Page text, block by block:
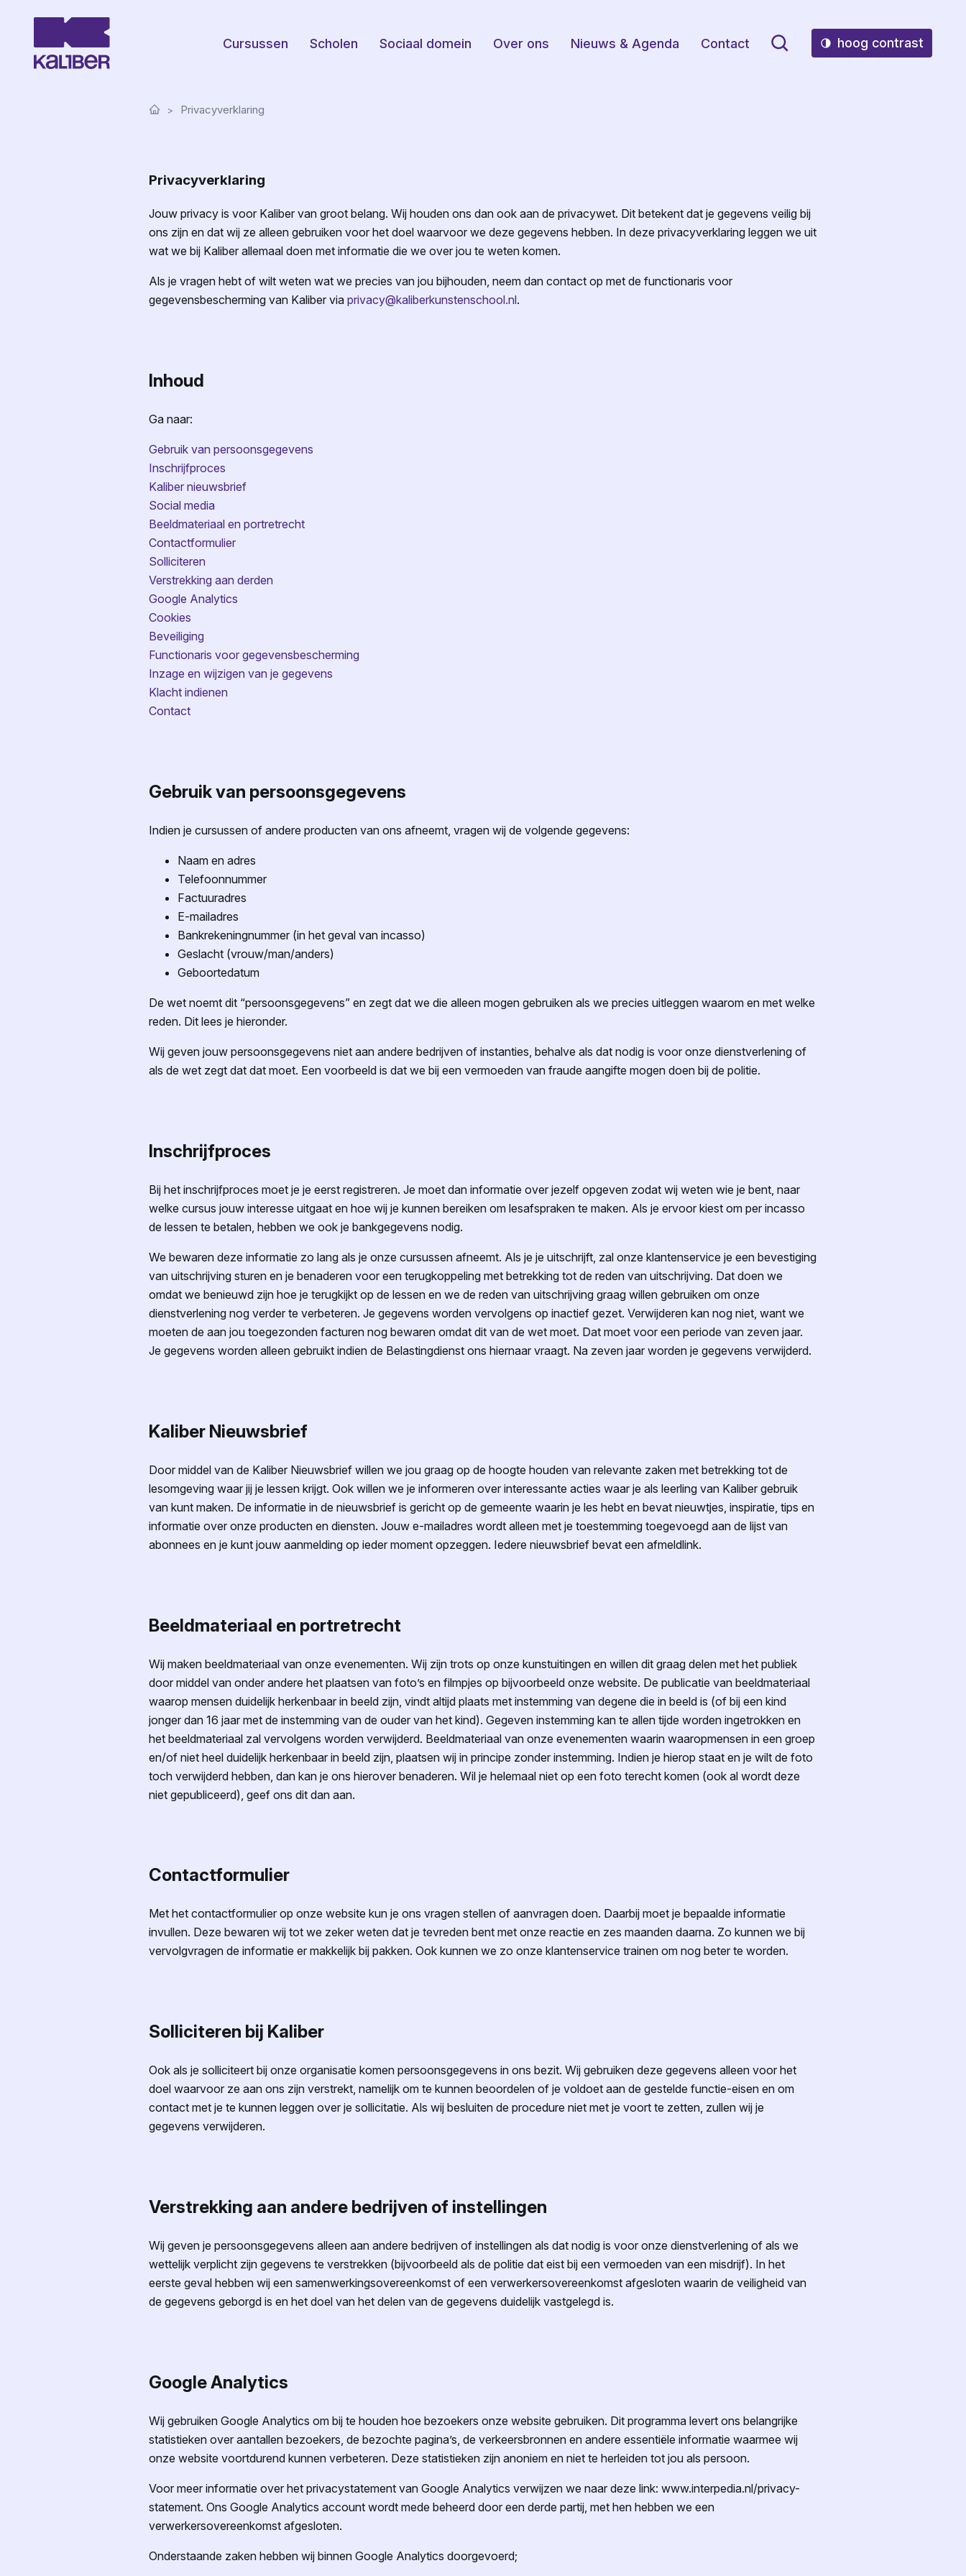
Cursussen Scholen Sociaal domein Over ons Nieuws & Agenda Contact hoog contrast
Privacyverklaring
Privacyverklaring
Jouw privacy is voor Kaliber van groot belang. Wij houden ons dan ook aan de privacywet. Dit betekent dat je gegevens veilig bij
ons zijn en dat wij ze alleen gebruiken voor het doel waarvoor we deze gegevens hebben. In deze privacyverklaring leggen we uit
wat we bij Kaliber allemaal doen met informatie die we over jou te weten komen.
Als je vragen hebt of wilt weten wat we precies van jou bijhouden, neem dan contact op met de functionaris voor
gegevensbescherming van Kaliber via privacy@kaliberkunstenschool.nl.
Inhoud
Ga naar:
Gebruik van persoonsgegevens
Inschrijfproces
Kaliber nieuwsbrief
Social media
Beeldmateriaal en portretrecht
Contactformulier
Solliciteren
Verstrekking aan derden
Google Analytics
Cookies
Beveiliging
Functionaris voor gegevensbescherming
Inzage en wijzigen van je gegevens
Klacht indienen
Contact
Gebruik van persoonsgegevens
Indien je cursussen of andere producten van ons afneemt, vragen wij de volgende gegevens:
Naam en adres
Telefoonnummer
Factuuradres
E-mailadres
Bankrekeningnummer (in het geval van incasso)
Geslacht (vrouw/man/anders)
Geboortedatum
De wet noemt dit “persoonsgegevens” en zegt dat we die alleen mogen gebruiken als we precies uitleggen waarom en met welke
reden. Dit lees je hieronder.
Wij geven jouw persoonsgegevens niet aan andere bedrijven of instanties, behalve als dat nodig is voor onze dienstverlening of
als de wet zegt dat dat moet. Een voorbeeld is dat we bij een vermoeden van fraude aangifte mogen doen bij de politie.
Inschrijfproces
Bij het inschrijfproces moet je je eerst registreren. Je moet dan informatie over jezelf opgeven zodat wij weten wie je bent, naar
welke cursus jouw interesse uitgaat en hoe wij je kunnen bereiken om lesafspraken te maken. Als je ervoor kiest om per incasso
de lessen te betalen, hebben we ook je bankgegevens nodig.
We bewaren deze informatie zo lang als je onze cursussen afneemt. Als je je uitschrijft, zal onze klantenservice je een bevestiging
van uitschrijving sturen en je benaderen voor een terugkoppeling met betrekking tot de reden van uitschrijving. Dat doen we
omdat we benieuwd zijn hoe je terugkijkt op de lessen en we de reden van uitschrijving graag willen gebruiken om onze
dienstverlening nog verder te verbeteren. Je gegevens worden vervolgens op inactief gezet. Verwijderen kan nog niet, want we
moeten de aan jou toegezonden facturen nog bewaren omdat dit van de wet moet. Dat moet voor een periode van zeven jaar.
Je gegevens worden alleen gebruikt indien de Belastingdienst ons hiernaar vraagt. Na zeven jaar worden je gegevens verwijderd.
Kaliber Nieuwsbrief
Door middel van de Kaliber Nieuwsbrief willen we jou graag op de hoogte houden van relevante zaken met betrekking tot de
lesomgeving waar jij je lessen krijgt. Ook willen we je informeren over interessante acties waar je als leerling van Kaliber gebruik
van kunt maken. De informatie in de nieuwsbrief is gericht op de gemeente waarin je les hebt en bevat nieuwtjes, inspiratie, tips en
informatie over onze producten en diensten. Jouw e-mailadres wordt alleen met je toestemming toegevoegd aan de lijst van
abonnees en je kunt jouw aanmelding op ieder moment opzeggen. Iedere nieuwsbrief bevat een afmeldlink.
Beeldmateriaal en portretrecht
Wij maken beeldmateriaal van onze evenementen. Wij zijn trots op onze kunstuitingen en willen dit graag delen met het publiek
door middel van onder andere het plaatsen van foto’s en filmpjes op bijvoorbeeld onze website. De publicatie van beeldmateriaal
waarop mensen duidelijk herkenbaar in beeld zijn, vindt altijd plaats met instemming van degene die in beeld is (of bij een kind
jonger dan 16 jaar met de instemming van de ouder van het kind). Gegeven instemming kan te allen tijde worden ingetrokken en
het beeldmateriaal zal vervolgens worden verwijderd. Beeldmateriaal van onze evenementen waarin waaropmensen in een groep
en/of niet heel duidelijk herkenbaar in beeld zijn, plaatsen wij in principe zonder instemming. Indien je hierop staat en je wilt de foto
toch verwijderd hebben, dan kan je ons hierover benaderen. Wil je helemaal niet op een foto terecht komen (ook al wordt deze
niet gepubliceerd), geef ons dit dan aan.
Contactformulier
Met het contactformulier op onze website kun je ons vragen stellen of aanvragen doen. Daarbij moet je bepaalde informatie
invullen. Deze bewaren wij tot we zeker weten dat je tevreden bent met onze reactie en zes maanden daarna. Zo kunnen we bij
vervolgvragen de informatie er makkelijk bij pakken. Ook kunnen we zo onze klantenservice trainen om nog beter te worden.
Solliciteren bij Kaliber
Ook als je solliciteert bij onze organisatie komen persoonsgegevens in ons bezit. Wij gebruiken deze gegevens alleen voor het
doel waarvoor ze aan ons zijn verstrekt, namelijk om te kunnen beoordelen of je voldoet aan de gestelde functie-eisen en om
contact met je te kunnen leggen over je sollicitatie. Als wij besluiten de procedure niet met je voort te zetten, zullen wij je
gegevens verwijderen.
Verstrekking aan andere bedrijven of instellingen
Wij geven je persoonsgegevens alleen aan andere bedrijven of instellingen als dat nodig is voor onze dienstverlening of als we
wettelijk verplicht zijn gegevens te verstrekken (bijvoorbeeld als de politie dat eist bij een vermoeden van een misdrijf). In het
eerste geval hebben wij een samenwerkingsovereenkomst of een verwerkersovereenkomst afgesloten waarin de veiligheid van
de gegevens geborgd is en het doel van het delen van de gegevens duidelijk vastgelegd is.
Google Analytics
Wij gebruiken Google Analytics om bij te houden hoe bezoekers onze website gebruiken. Dit programma levert ons belangrijke
statistieken over aantallen bezoekers, de bezochte pagina’s, de verkeersbronnen en andere essentiële informatie waarmee wij
onze website voortdurend kunnen verbeteren. Deze statistieken zijn anoniem en niet te herleiden tot jou als persoon.
Voor meer informatie over het privacystatement van Google Analytics verwijzen we naar deze link: www.interpedia.nl/privacy-
statement. Ons Google Analytics account wordt mede beheerd door een derde partij, met hen hebben we een
verwerkersovereenkomst afgesloten.
Onderstaande zaken hebben wij binnen Google Analytics doorgevoerd;